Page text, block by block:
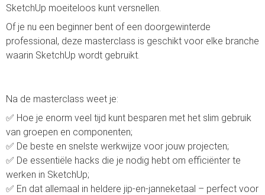
SketchUp moeiteloos kunt versnellen.
Of je nu een beginner bent of een doorgewinterde
professional, deze masterclass is geschikt voor elke branche
waarin SketchUp wordt gebruikt.
Na de masterclass weet je:
✅ Hoe je enorm veel tijd kunt besparen met het slim gebruik
van groepen en componenten;
✅ De beste en snelste werkwijze voor jouw projecten;
✅ De essentiële hacks die je nodig hebt om efficiënter te
werken in SketchUp;
✅ En dat allemaal in heldere jip-en-janneketaal – perfect voor